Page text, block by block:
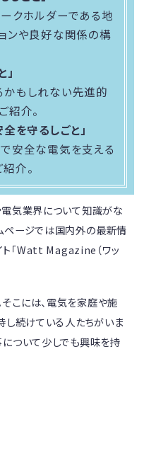
クホルダーである地
ンや良好な関係の構
もしれない先進的
紹介。
を守るしごと」
安全な電気を支える
介。
電気業界について知識がな
ページでは国内外の最新情
「Watt Magazine（ワッ
こには、電気を家庭や施
し続けている人たちがいま
について少しでも興味を持